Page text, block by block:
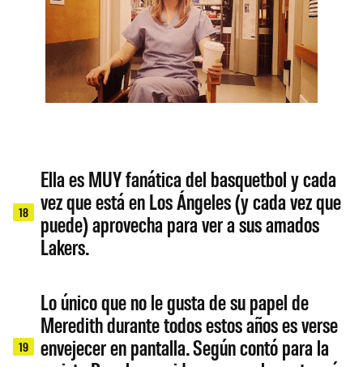
18
Ella es MUY fanática del basquetbol y cada
vez que está en Los Ángeles (y cada vez que
puede) aprovecha para ver a sus amados
Lakers.
19
Lo único que no le gusta de su papel de
Meredith durante todos estos años es verse
envejecer en pantalla. Según contó para la